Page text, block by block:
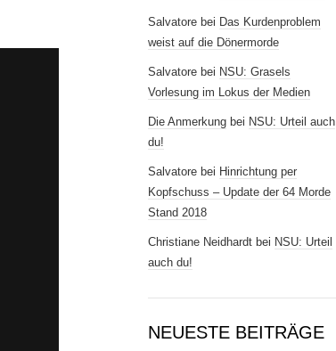
Salvatore bei Das Kurdenproblem
weist auf die Dönermorde
Salvatore bei NSU: Grasels
Vorlesung im Lokus der Medien
Die Anmerkung bei NSU: Urteil auch
du!
Salvatore bei Hinrichtung per
Kopfschuss – Update der 64 Morde
Stand 2018
Christiane Neidhardt bei NSU: Urteil
auch du!
NEUESTE BEITRÄGE